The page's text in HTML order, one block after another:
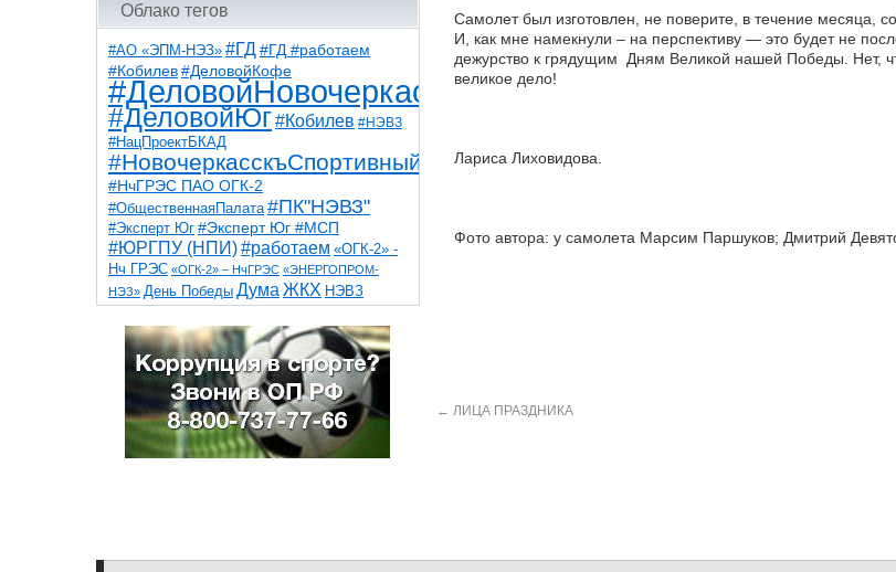
Облако тегов
#АО «ЭПМ-НЭЗ» #ГД #ГД #работаем
#Кобилев #ДеловойКофе
#ДеловойНовочеркасск
#ДеловойЮг#Кобилев #НЭВЗ
#НацПроектБКАД
#НовочеркасскъСпортивный
#НчГРЭС ПАО ОГК-2
#ОбщественнаяПалата #ПК"НЭВЗ"
#Эксперт Юг #Эксперт Юг #МСП
#ЮРГПУ (НПИ)#работаем «ОГК-2» -
Нч ГРЭС «ОГК-2» – НчГРЭС «ЭНЕРГОПРОМ-
НЭЗ» День Победы Дума ЖКХ НЭВЗ
НчГРЭС ТНТ
благоустройствоветераны выборы
детидороги казаки коррупция космос
общественная палата парк пожар роща
спорт театр транспорт художники
Самолет был изготовлен, не поверите, в течение месяца,
И, как мне намекнули – на перспективу — это будет не
дежурство к грядущим Дням Великой нашей Победы. Нет,
великое дело!
Лариса Лиховидова.
Фото автора: у самолета Марсим Паршуков; Дмитрий
← ЛИЦА ПРАЗДНИКА